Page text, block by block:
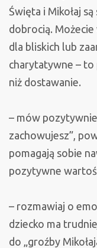
Święta i Mikołaj
dobrocią.
dla bliskich lub
charytatywne – to
niż dostawanie.
– mów pozytywnie
zachowujesz”,
pomagają sobie
pozytywne
– rozmawiaj o
dziecko ma
do „groźby